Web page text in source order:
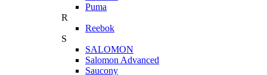
Puma
R
Reebok
S
SALOMON
Salomon Advanced
Saucony